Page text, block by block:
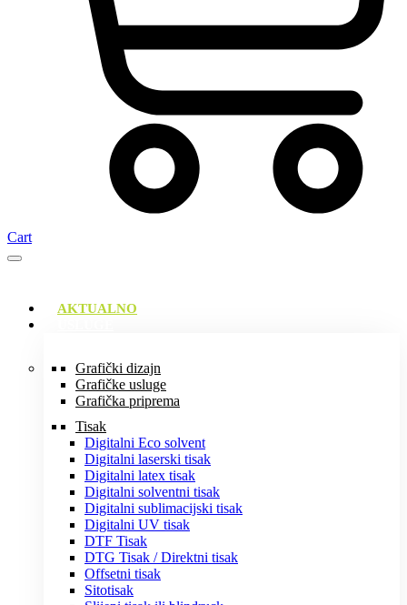
Cart
AKTUALNO
Grafički dizajn
Grafičke usluge
Grafička priprema
Tisak
Digitalni Eco solvent
Digitalni laserski tisak
Digitalni latex tisak
Digitalni solventni tisak
Digitalni sublimacijski tisak
Digitalni UV tisak
DTF Tisak
DTG Tisak / Direktni tisak
Offsetni tisak
Sitotisak